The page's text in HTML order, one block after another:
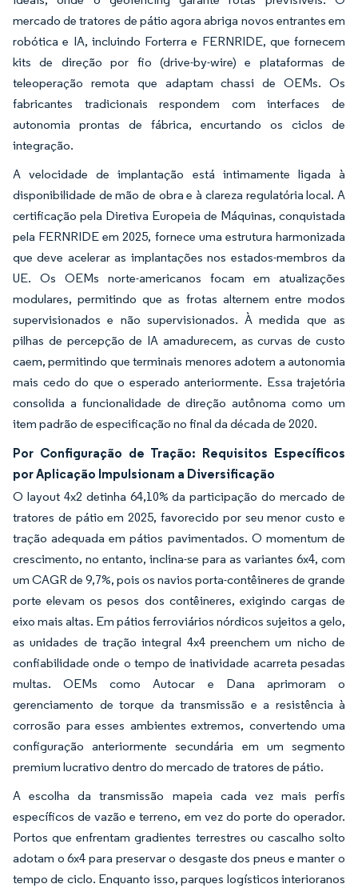
mercado de tratores de pátio agora abriga novos entrantes em
robótica e IA, incluindo Forterra e FERNRIDE, que fornecem
kits de direção por fio (drive-by-wire) e plataformas de
teleoperação remota que adaptam chassi de OEMs. Os
fabricantes tradicionais respondem com interfaces de
autonomia prontas de fábrica, encurtando os ciclos de
integração.
A velocidade de implantação está intimamente ligada à
disponibilidade de mão de obra e à clareza regulatória local. A
certificação pela Diretiva Europeia de Máquinas, conquistada
pela FERNRIDE em 2025, fornece uma estrutura harmonizada
que deve acelerar as implantações nos estados-membros da
UE. Os OEMs norte-americanos focam em atualizações
modulares, permitindo que as frotas alternem entre modos
supervisionados e não supervisionados. À medida que as
pilhas de percepção de IA amadurecem, as curvas de custo
caem, permitindo que terminais menores adotem a autonomia
mais cedo do que o esperado anteriormente. Essa trajetória
consolida a funcionalidade de direção autônoma como um
item padrão de especificação no final da década de 2020.
Por Configuração de Tração: Requisitos Específicos
por Aplicação Impulsionam a Diversificação
O layout 4x2 detinha 64,10% da participação do mercado de
tratores de pátio em 2025, favorecido por seu menor custo e
tração adequada em pátios pavimentados. O momentum de
crescimento, no entanto, inclina-se para as variantes 6x4, com
um CAGR de 9,7%, pois os navios porta-contêineres de grande
porte elevam os pesos dos contêineres, exigindo cargas de
eixo mais altas. Em pátios ferroviários nórdicos sujeitos a gelo,
as unidades de tração integral 4x4 preenchem um nicho de
confiabilidade onde o tempo de inatividade acarreta pesadas
multas. OEMs como Autocar e Dana aprimoram o
gerenciamento de torque da transmissão e a resistência à
corrosão para esses ambientes extremos, convertendo uma
configuração anteriormente secundária em um segmento
premium lucrativo dentro do mercado de tratores de pátio.
A escolha da transmissão mapeia cada vez mais perfis
específicos de vazão e terreno, em vez do porte do operador.
Portos que enfrentam gradientes terrestres ou cascalho solto
adotam o 6x4 para preservar o desgaste dos pneus e manter o
tempo de ciclo. Enquanto isso, parques logísticos interioranos